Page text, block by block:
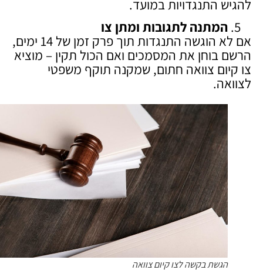
להגיש התנגדויות במועד.
המתנה לתגובות ומתן צו
אם לא הוגשה התנגדות תוך פרק זמן של 14 ימים,
הרשם בוחן את המסמכים ואם הכול תקין – מוציא
צו קיום צוואה חתום, שמקנה תוקף משפטי
לצוואה.
הגשת בקשה לצו קיום צוואה